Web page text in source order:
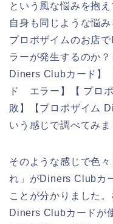
という風な悩みを抱
自身も同じような悩
プロポザイムのお店
ラーが発生するのか
Diners Clubカード】
ド エラー】【 プロ
敗】【プロポザイム
いう感じで調べてみま
そのような感じで色
れ」がDiners Clubカ
ことが分かりました
Diners Clubカードが